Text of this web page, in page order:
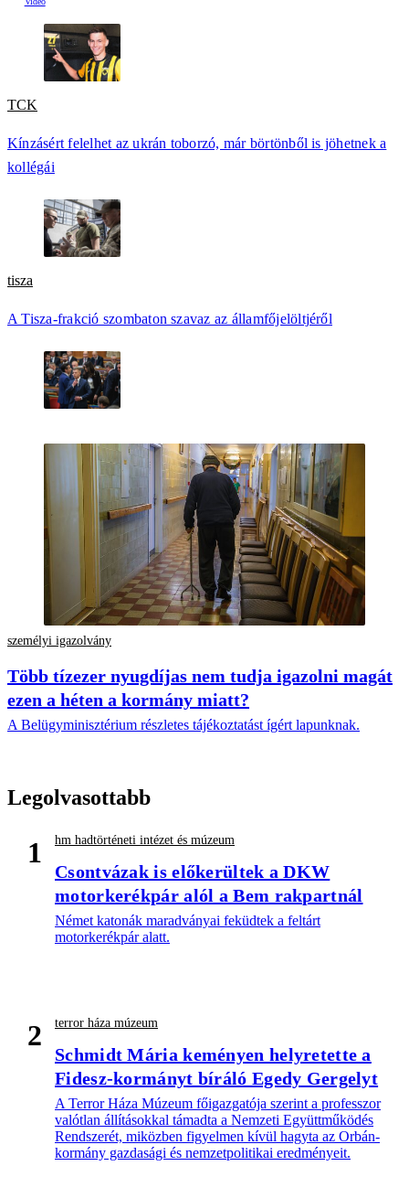
TCK
Kínzásért felelhet az ukrán toborzó, már börtönből is jöhetnek a
kollégái
tisza
A Tisza-frakció szombaton szavaz az államfőjelöltjéről
személyi igazolvány
Több tízezer nyugdíjas nem tudja igazolni magát
ezen a héten a kormány miatt?
A Belügyminisztérium részletes tájékoztatást ígért lapunknak.
Legolvasottabb
1 hm hadtörténeti intézet és múzeum
Csontvázak is előkerültek a DKW
motorkerékpár alól a Bem rakpartnál
Német katonák maradványai feküdtek a feltárt
motorkerékpár alatt.
2 terror háza múzeum
Schmidt Mária keményen helyretette a
Fidesz-kormányt bíráló Egedy Gergelyt
A Terror Háza Múzeum főigazgatója szerint a professzor
valótlan állításokkal támadta a Nemzeti Együttműködés
Rendszerét, miközben figyelmen kívül hagyta az Orbán-
kormány gazdasági és nemzetpolitikai eredményeit.